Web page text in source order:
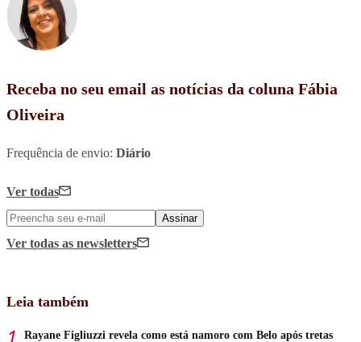
Receba no seu email as notícias da coluna Fábia
Oliveira
Frequência de envio: Diário
Ver todas
Assinar
Ver todas as newsletters
Leia também
Rayane Figliuzzi revela como está namoro com Belo após tretas